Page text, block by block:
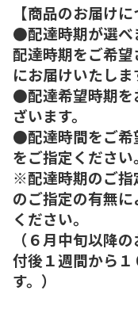
【商品のお届けに
●配達時期が選べ
配達時期をご希
にお届けいたしま
●配達希望時期を
ざいます。
●配達時間をご希
をご指定ください。
※配達時期のご指
のご指定の有無
ください。
（６月中旬以降
付後１週間から
す。）